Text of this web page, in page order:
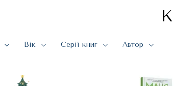
Вік Серії книг Автор